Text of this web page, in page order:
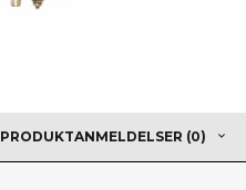
PRODUKTANMELDELSER (0)